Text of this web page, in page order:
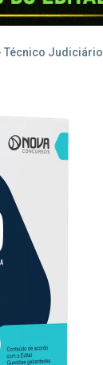
Técnico Judiciário